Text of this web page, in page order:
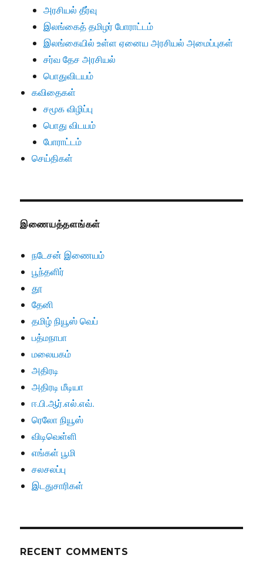
அரசியல் தீர்வு
இலங்கைத் தமிழர் போராட்டம்
இலங்கையில் உள்ள ஏனைய அரசியல் அமைப்புகள்
சர்வ தேச அரசியல்
பொதுவிடயம்
கவிதைகள்
சமூக விழிப்பு
பொது விடயம்
போராட்டம்
செய்திகள்
இணையத்தளங்கள்
நடேசன் இணையம்
பூந்தளிர்
தூ
தேனி
தமிழ் நியூஸ் வெப்
பத்மநாபா
மலையகம்
அதிரடி
அதிரடி மீடியா
ஈ.பி.ஆர்.எல்.எவ்.
ரெலோ நியூஸ்
விடிவெள்ளி
எங்கள் பூமி
சலசலப்பு
இடதுசாரிகள்
RECENT COMMENTS